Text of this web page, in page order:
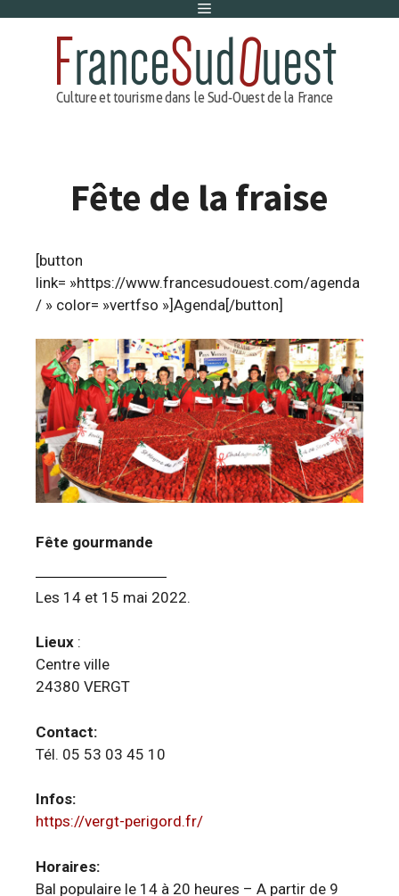
Menu
Fête de la fraise
[button
link= »https://www.francesudouest.com/agenda
/ » color= »vertfso »]Agenda[/button]
Fête gourmande
Les 14 et 15 mai 2022.
Lieux :
Centre ville
24380 VERGT
Contact:
Tél. 05 53 03 45 10
Infos:
https://vergt-perigord.fr/
Horaires:
Bal populaire le 14 à 20 heures – A partir de 9